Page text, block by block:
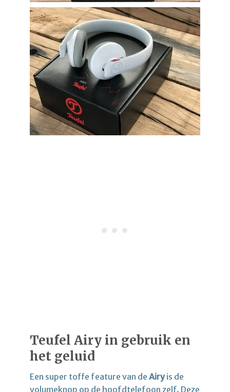
Teufel Airy in gebruik en
het geluid
Een super toffe feature van de Airyis de
volumeknop op de hoofdtelefoon zelf. Deze